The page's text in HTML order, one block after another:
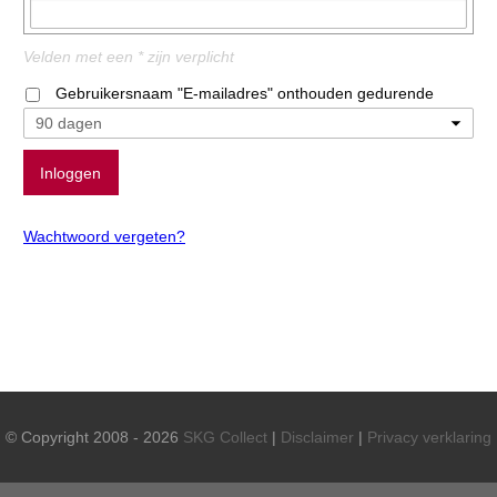
Velden met een * zijn verplicht
Gebruikersnaam "E-mailadres" onthouden gedurende
Wachtwoord vergeten?
© Copyright 2008 - 2026 SKG Collect | Disclaimer | Privacy verklaring